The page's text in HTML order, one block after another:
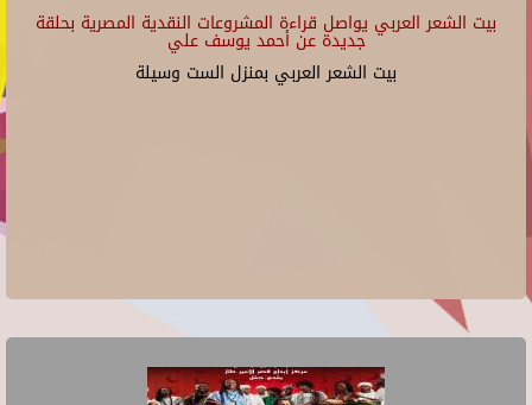
بيت الشعر العربي يواصل قراءة المشروعات النقدية المصرية بحلقة
جديدة عن أحمد يوسف علي
بيت الشعر العربي بمنزل الست وسيلة